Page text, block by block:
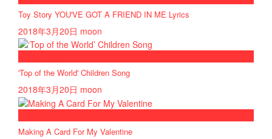
Toy Story YOU'VE GOT A FRIEND IN ME Lyrics
2018年3月20日 moon
'Top of the World' Children Song
2018年3月20日 moon
Making A Card For My Valentine